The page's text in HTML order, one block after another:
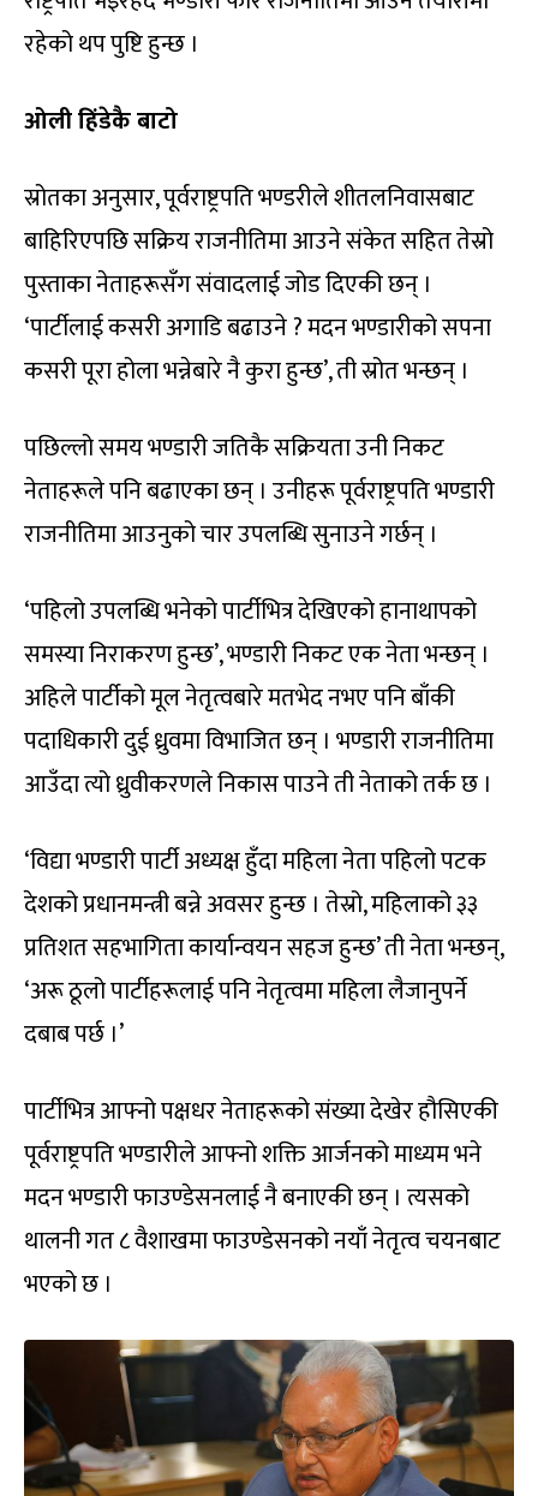
रहेको थप पुष्टि हुन्छ ।
ओली हिंडेकै बाटो
स्रोतका अनुसार, पूर्वराष्ट्रपति भण्डरीले शीतलनिवासबाट
बाहिरिएपछि सक्रिय राजनीतिमा आउने संकेत सहित तेस्रो
पुस्ताका नेताहरूसँग संवादलाई जोड दिएकी छन् ।
‘पार्टीलाई कसरी अगाडि बढाउने ? मदन भण्डारीको सपना
कसरी पूरा होला भन्नेबारे नै कुरा हुन्छ’, ती स्रोत भन्छन् ।
पछिल्लो समय भण्डारी जतिकै सक्रियता उनी निकट
नेताहरूले पनि बढाएका छन् । उनीहरू पूर्वराष्ट्रपति भण्डारी
राजनीतिमा आउनुको चार उपलब्धि सुनाउने गर्छन् ।
‘पहिलो उपलब्धि भनेको पार्टीभित्र देखिएको हानाथापको
समस्या निराकरण हुन्छ’, भण्डारी निकट एक नेता भन्छन् ।
अहिले पार्टीको मूल नेतृत्वबारे मतभेद नभए पनि बाँकी
पदाधिकारी दुई ध्रुवमा विभाजित छन् । भण्डारी राजनीतिमा
आउँदा त्यो ध्रुवीकरणले निकास पाउने ती नेताको तर्क छ ।
‘विद्या भण्डारी पार्टी अध्यक्ष हुँदा महिला नेता पहिलो पटक
देशको प्रधानमन्त्री बन्ने अवसर हुन्छ । तेस्रो, महिलाको ३३
प्रतिशत सहभागिता कार्यान्वयन सहज हुन्छ’ ती नेता भन्छन्,
‘अरू ठूलो पार्टीहरूलाई पनि नेतृत्वमा महिला लैजानुपर्ने
दबाब पर्छ ।’
पार्टीभित्र आफ्नो पक्षधर नेताहरूको संख्या देखेर हौसिएकी
पूर्वराष्ट्रपति भण्डारीले आफ्नो शक्ति आर्जनको माध्यम भने
मदन भण्डारी फाउण्डेसनलाई नै बनाएकी छन् । त्यसको
थालनी गत ८ वैशाखमा फाउण्डेसनको नयाँ नेतृत्व चयनबाट
भएको छ ।